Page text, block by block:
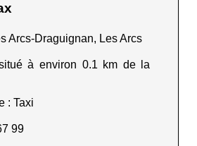
Arcs-Draguignan, Les Arcs
à environ 0.1 km de la
: Taxi
99